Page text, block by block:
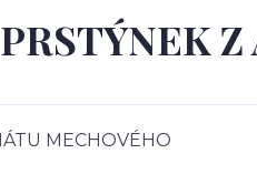
PRSTÝNEK